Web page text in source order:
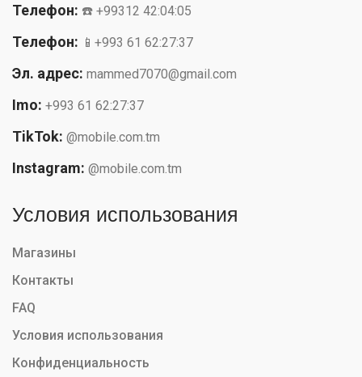
Телефон: ☎️ +99312 42:04:05
Телефон: 📱+993 61 62:27:37
Эл. адрес: mammed7070@gmail.com
Imo: +993 61 62:27:37
TikTok: @mobile.com.tm
Instagram: @mobile.com.tm
Условия использования
Магазины
Контакты
FAQ
Условия использования
Конфиденциальность